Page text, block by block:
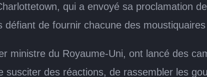
qui a envoyé sa proclamation
de fournir chacune des
ministre du Royaume-Uni, ont lancé des
susciter des réactions, de rassembler les